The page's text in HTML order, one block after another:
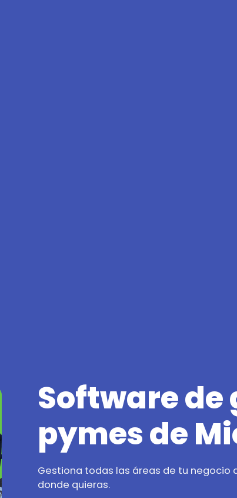
Software de
pymes de
Gestiona todas las áreas de tu
donde quieras.